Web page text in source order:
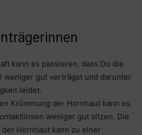
kann es passieren, dass Du die
weniger gut verträgst und darunter
leidet.
Krümmung der Hornhaut kann es
weniger gut sitzen. Die
Hornhaut kann zu einer